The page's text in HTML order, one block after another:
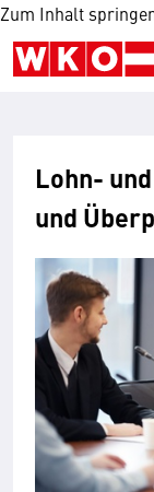
Zum Inhalt
Lohn-
und